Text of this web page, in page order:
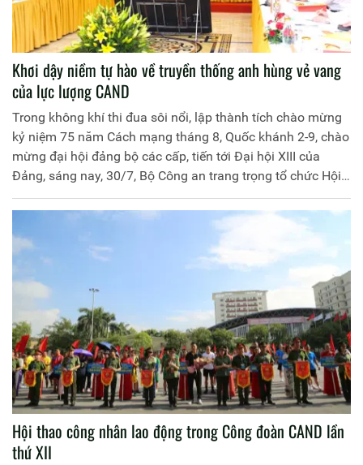
Khơi dậy niềm tự hào về truyền thống anh hùng vẻ vang
của lực lượng CAND
Trong không khí thi đua sôi nổi, lập thành tích chào mừng
kỷ niệm 75 năm Cách mạng tháng 8, Quốc khánh 2-9, chào
mừng đại hội đảng bộ các cấp, tiến tới Đại hội XIII của
Đảng, sáng nay, 30/7, Bộ Công an trang trọng tổ chức Hội
thảo khoa học "75 năm CAND xây dựng, chiến đấu, trưởng
thành và 15 năm Ngày hội toàn dân bảo vệ an ninh Tổ
quốc". Hội thảo được tổ chức tại Hội trường Bộ Công an và
trực tuyến tại 63 điểm cầu Công an các tỉnh, thành phố trực
Hội thao công nhân lao động trong Công đoàn CAND lần
thứ XII